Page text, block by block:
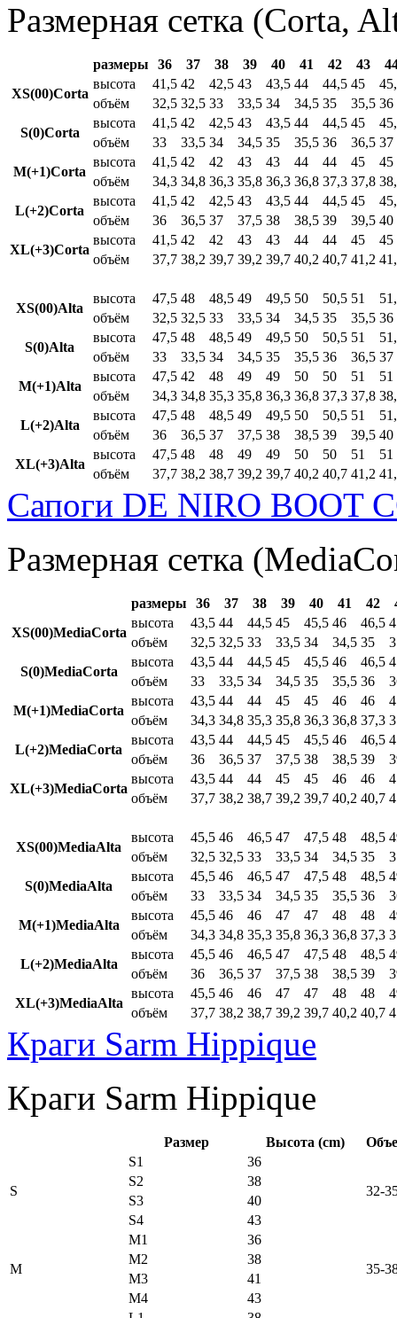
Размерная сетка (Corta,
размеры 36 37 38 39 40 41 42 43
XS(00)Corta
высота 41,5 42 42,5 43 43,5 44 44,5 45
объём
32,5 32,5 33 33,5 34 34,5 35 35,5 36
S(0)Corta
высота 41,5 42 42,5 43 43,5 44 44,5 45
объём
33 33,5 34 34,5 35 35,5 36 36,5 37
M(+1)Corta
высота 41,5 42 42 43 43 44 44 45
45
объём
34,3 34,8 36,3 35,8 36,3 36,8 37,3 37,8
L(+2)Corta
высота 41,5 42 42,5 43 43,5 44 44,5 45
объём
36 36,5 37 37,5 38 38,5 39 39,5 40
XL(+3)Corta
высота 41,5 42 42 43 43 44 44 45
45
объём
37,7 38,2 39,7 39,2 39,7 40,2 40,7 41,2
XS(00)Alta
высота 47,5 48 48,5 49 49,5 50 50,5 51
объём
32,5 32,5 33 33,5 34 34,5 35 35,5 36
S(0)Alta
высота 47,5 48 48,5 49 49,5 50 50,5 51
объём
33 33,5 34 34,5 35 35,5 36 36,5 37
M(+1)Alta
высота 47,5 42 48 49 49 50 50 51
51
объём
34,3 34,8 35,3 35,8 36,3 36,8 37,3 37,8
L(+2)Alta
высота 47,5 48 48,5 49 49,5 50 50,5 51
объём
36 36,5 37 37,5 38 38,5 39 39,5 40
XL(+3)Alta
высота 47,5 48 48 49 49 50 50 51
51
объём
37,7 38,2 38,7 39,2 39,7 40,2 40,7 41,2
Сапоги DE NIRO BOOT
Размерная сетка
размеры 36 37 38 39 40 41 42
XS(00)MediaCorta
высота 43,5 44 44,5 45 45,5 46 46,5
объём
32,5 32,5 33 33,5 34 34,5 35
S(0)MediaCorta
высота 43,5 44 44,5 45 45,5 46 46,5
объём
33 33,5 34 34,5 35 35,5 36
M(+1)MediaCorta
высота 43,5 44 44 45 45 46 46
объём
34,3 34,8 35,3 35,8 36,3 36,8 37,3
L(+2)MediaCorta
высота 43,5 44 44,5 45 45,5 46 46,5
объём
36 36,5 37 37,5 38 38,5 39
XL(+3)MediaCorta
высота 43,5 44 44 45 45 46 46
объём
37,7 38,2 38,7 39,2 39,7 40,2 40,7
XS(00)MediaAlta
высота 45,5 46 46,5 47 47,5 48 48,5
объём
32,5 32,5 33 33,5 34 34,5 35
S(0)MediaAlta
высота 45,5 46 46,5 47 47,5 48 48,5
объём
33 33,5 34 34,5 35 35,5 36
M(+1)MediaAlta
высота 45,5 46 46 47 47 48 48
объём
34,3 34,8 35,3 35,8 36,3 36,8 37,3
L(+2)MediaAlta
высота 45,5 46 46,5 47 47,5 48 48,5
объём
36 36,5 37 37,5 38 38,5 39
XL(+3)MediaAlta
высота 45,5 46 46 47 47 48 48
объём
37,7 38,2 38,7 39,2 39,7 40,2 40,7
Краги Sarm Hippique
Краги Sarm Hippique
Размер Высота (cm)
S
S1
36
32-
S2
38
S3
40
S4
43
M
M1
36
35-
M2
38
M3
41
M4
43